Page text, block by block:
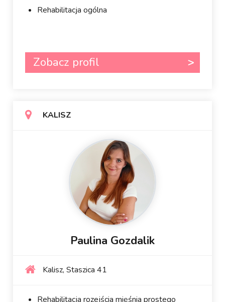
Rehabilitacja ogólna
Zobacz profil
KALISZ
Paulina Gozdalik
Kalisz, Staszica 41
Rehabilitacja rozejścia mięśnia prostego